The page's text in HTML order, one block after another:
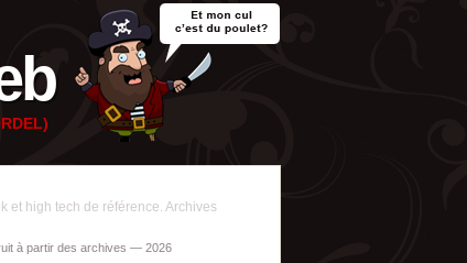
et high tech de référence. Archives
à partir des archives — 2026